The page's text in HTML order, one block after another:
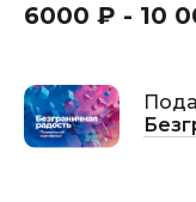
6000 ₽ - 10